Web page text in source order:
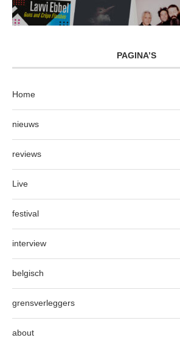
PAGINA’S
Home
nieuws
reviews
Live
festival
interview
belgisch
grensverleggers
about